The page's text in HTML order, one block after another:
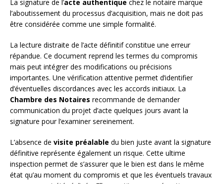
La signature de l’acte authentique chez le notaire marque
l’aboutissement du processus d’acquisition, mais ne doit pas
être considérée comme une simple formalité.
La lecture distraite de l’acte définitif constitue une erreur
répandue. Ce document reprend les termes du compromis
mais peut intégrer des modifications ou précisions
importantes. Une vérification attentive permet d’identifier
d’éventuelles discordances avec les accords initiaux. La
Chambre des Notaires recommande de demander
communication du projet d’acte quelques jours avant la
signature pour l’examiner sereinement.
L’absence de visite préalable du bien juste avant la signature
définitive représente également un risque. Cette ultime
inspection permet de s’assurer que le bien est dans le même
état qu’au moment du compromis et que les éventuels travaux